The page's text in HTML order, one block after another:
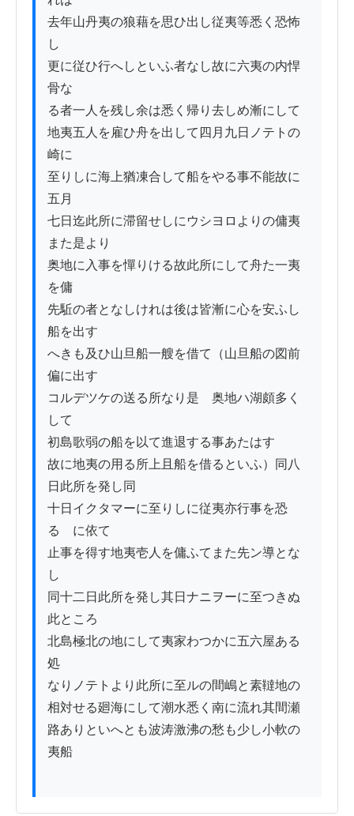
去年山丹夷の狼藉を思ひ出し従夷等悉く恐怖
し
更に従ひ行へしといふ者なし故に六夷の内悍
骨な
る者一人を残し余は悉く帰り去しめ漸にして
地夷五人を雇ひ舟を出して四月九日ノテトの
崎に
至りしに海上猶凍合して船をやる事不能故に
五月
七日迄此所に滞留せしにウシヨロよりの傭夷
また是より
奥地に入事を憚りける故此所にして舟た一夷
を傭
先駈の者となしけれは後は皆漸に心を安ふし
船を出す
へきも及ひ山旦船一艘を借て（山旦船の図前
偏に出す
コルデツケの送る所なり是ゟ奥地ハ湖頗多く
して
初島歌弱の船を以て進退する事あたはす
故に地夷の用る所上且船を借るといふ）同八
日此所を発し同
十日イクタマーに至りしに従夷亦行事を恐
るゝに依て
止事を得す地夷壱人を傭ふてまた先ン導とな
し
同十二日此所を発し其日ナニヲーに至つきぬ
此ところ
北島極北の地にして夷家わつかに五六屋ある
処
なりノテトより此所に至ルの間嶋と素韃地の
相対せる廻海にして潮水悉く南に流れ其間瀬
路ありといへとも波涛激沸の愁も少し小軟の
夷船